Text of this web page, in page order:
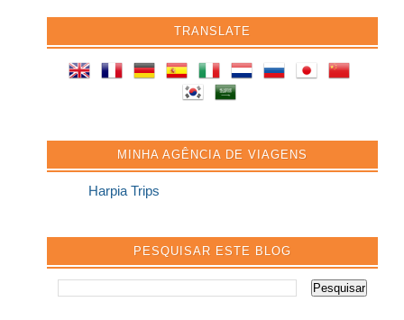
TRANSLATE
MINHA AGÊNCIA DE VIAGENS
Harpia Trips
PESQUISAR ESTE BLOG